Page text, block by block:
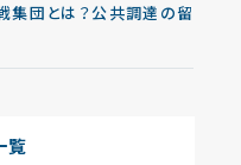
集団とは？公共調達の留
覧